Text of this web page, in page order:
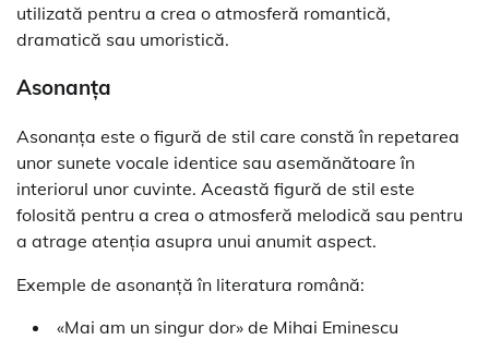
utilizată pentru a crea o atmosferă romantică,
dramatică sau umoristică.
Asonanța
Asonanța este o figură de stil care constă în repetarea
unor sunete vocale identice sau asemănătoare în
interiorul unor cuvinte. Această figură de stil este
folosită pentru a crea o atmosferă melodică sau pentru
a atrage atenția asupra unui anumit aspect.
Exemple de asonanță în literatura română:
«Mai am un singur dor» de Mihai Eminescu